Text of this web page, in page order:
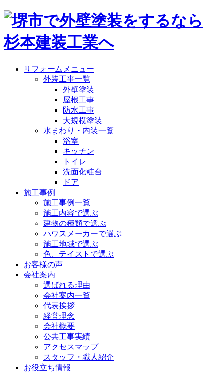
リフォームメニュー
外装工事一覧
外壁塗装
屋根工事
防水工事
大規模塗装
水まわり・内装一覧
浴室
キッチン
トイレ
洗面化粧台
ドア
施工事例
施工事例一覧
施工内容で選ぶ
建物の種類で選ぶ
ハウスメーカーで選ぶ
施工地域で選ぶ
色、テイストで選ぶ
お客様の声
会社案内
選ばれる理由
会社案内一覧
代表挨拶
経営理念
会社概要
公共工事実績
アクセスマップ
スタッフ・職人紹介
お役立ち情報